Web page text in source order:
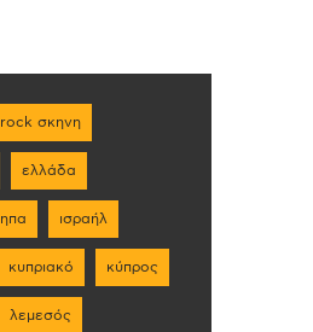
rock σκηνη
ελλάδα
ηπα ισραήλ
κυπριακό κύπρος
λεμεσός